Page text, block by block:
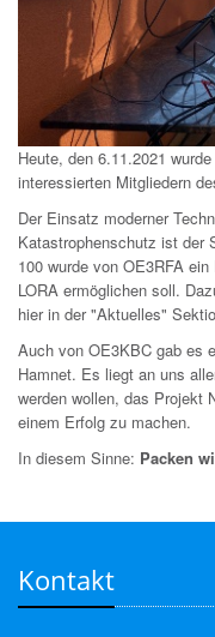
Heute, den 6.11.2021
interessierten Mitgliedern
Der Einsatz moderner
Katastrophenschutz ist der
100 wurde von OE3RFA
LORA ermöglichen soll.
hier in der "Aktuelles"
Auch von OE3KBC gab es
Hamnet. Es liegt an uns
werden wollen, das Projekt
einem Erfolg zu machen.
In diesem Sinne: Packen
Kontakt